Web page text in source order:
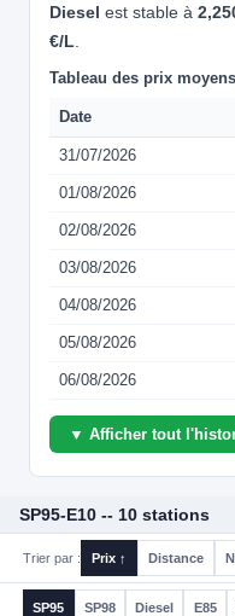
Diesel est stable à
€/L
Tableau des prix
Date
31/07/2026
01/08/2026
02/08/2026
03/08/2026
04/08/2026
05/08/2026
06/08/2026
▼ Afficher tout
SP95-E10 -- 10 stations
Trier par : Prix ↑ Distance
SP95 SP98 Diesel E85